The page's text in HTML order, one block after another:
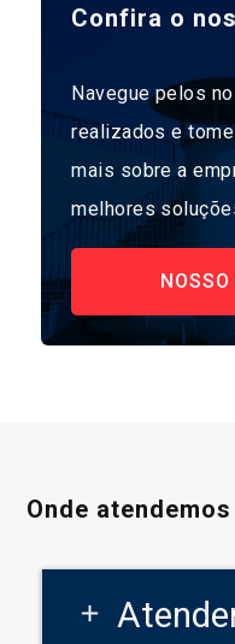
Confira o
Navegue pelos
realizados e
mais sobre a
melhores
NOSSO
Onde atendemos
add